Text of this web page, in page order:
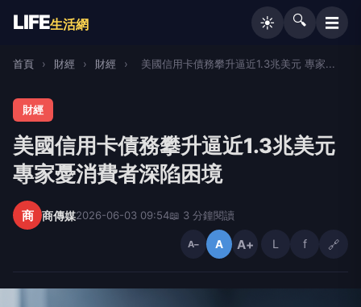
LIFE生活網 ☀️ 🔍 ☰
首頁 › 財經 › 財經 › 美國信用卡債務攀升逼近1.3兆美元 專家...
財經
美國信用卡債務攀升逼近1.3兆美元
專家憂消費者深陷困境
商 商傳媒2026-06-03 09:54📖 3 分鐘閱讀
A− A A+ L f 🔗